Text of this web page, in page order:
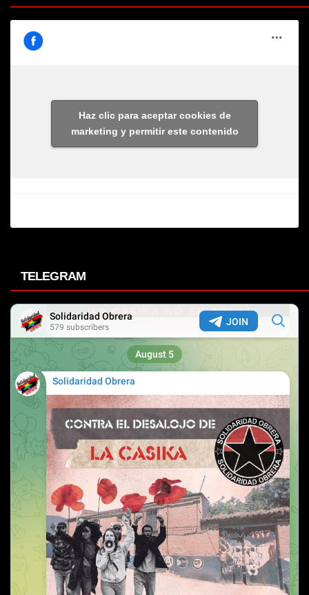
Haz clic para aceptar cookies de
marketing y permitir este contenido
TELEGRAM